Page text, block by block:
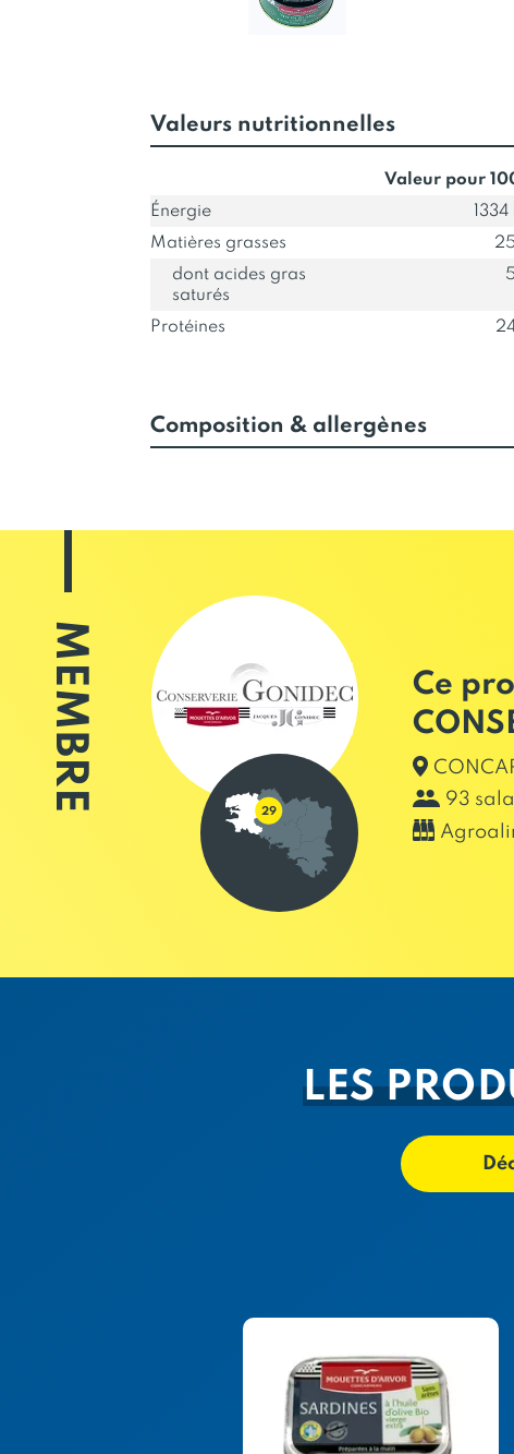
Valeurs nutritionnelles
Valeur pour
Énergie
Matières grasses
dont acides gras
saturés
Protéines
Composition & allergènes
MEMBRE
Ce
93
LES